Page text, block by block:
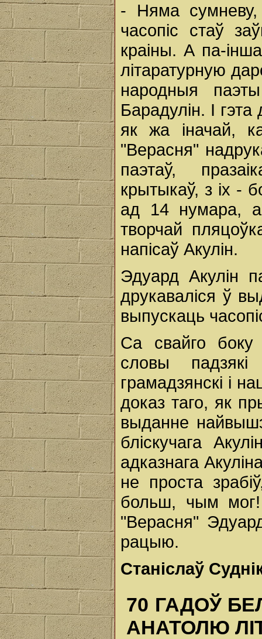
- Няма сумневу,
часопіс стаў
краіны. А па-
літаратурную
народныя
Барадулін. І
як жа іначай,
"Верасня"
паэтаў,
крытыкаў, з іх -
ад 14 нумара,
творчай
напісаў Акулін.
Эдуард Акулін
друкаваліся ў
выпускаць
Са свайго
словы
грамадзянскі і
доказ таго, як
выданне
бліскучага
адказнага
не проста
больш, чым мог!
"Верасня"
рацыю.
Станіслаў
70 ГАДОЎ
АНАТОЛЮ